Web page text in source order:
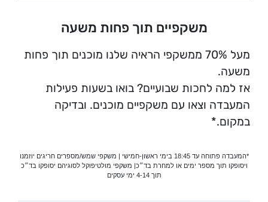
משקפיים תוך פחות משעה
מעל 70% ממשקפי הראיה שלנו מוכנים תוך פחות
משעה.
אז למה לחכות שבועיים? בואו בשעות פעילות
המעבדה וצאו עם משקפיים מוכנים. ובדיקה
במקום.*
*המעבדה פתוחה עד 18:45 בימי ראשון-חמישי | משקפי שמש/מספרים חריגים יוזמנו
ויסופקו תוך מספר ימים או למחרת בד״כ| משקפי מולטיפוקל לסוגיהם יסופקו בד״כ
תוך 4-14 ימי עסקים